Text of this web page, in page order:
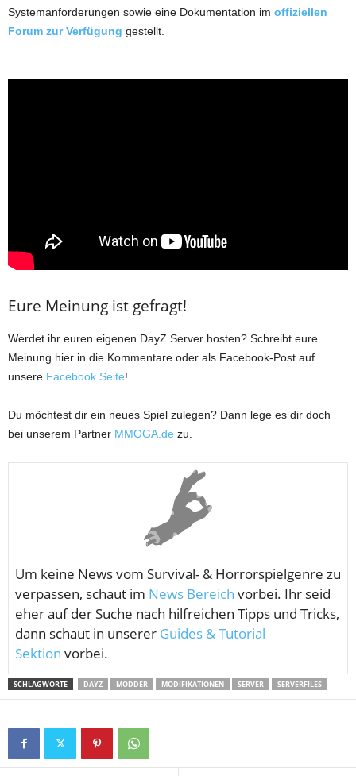
Systemanforderungen sowie eine Dokumentation im offiziellen
Forum zur Verfügung gestellt.
Eure Meinung ist gefragt!
Werdet ihr euren eigenen DayZ Server hosten? Schreibt eure
Meinung hier in die Kommentare oder als Facebook-Post auf
unsere Facebook Seite!
Du möchtest dir ein neues Spiel zulegen? Dann lege es dir doch
bei unserem Partner MMOGA.de zu.
Um keine News vom Survival- & Horrorspielgenre zu
verpassen, schaut im News Bereich vorbei. Ihr seid
eher auf der Suche nach hilfreichen Tipps und Tricks,
dann schaut in unserer Guides & Tutorial
Sektion vorbei.
SCHLAGWORTE DAYZ MODDER MODIFIKATIONEN SERVER SERVERFILES